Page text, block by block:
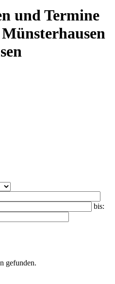
und Termine
bis:
gefunden.